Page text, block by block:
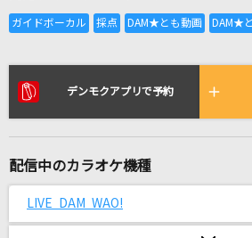
全国りれき
One Direction
DEEN
デンモクアプリで予約
配信中のカラオケ機種
LIVE DAM WAO!